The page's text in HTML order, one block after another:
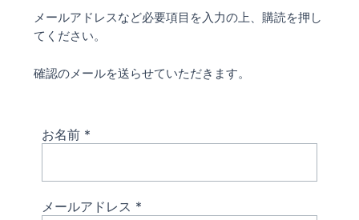
メールアドレスなど必要項目を入力の上、購読を押し
てください。
確認のメールを送らせていただきます。
お名前 *
メールアドレス *